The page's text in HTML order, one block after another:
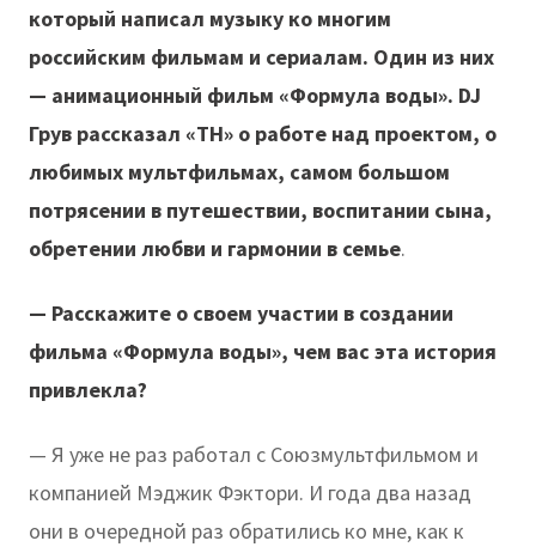
который написал музыку ко многим
российским фильмам и сериалам. Один из них
— анимационный фильм «Формула воды». DJ
Грув рассказал «ТН» о работе над проектом, о
любимых мультфильмах, самом большом
потрясении в путешествии, воспитании сына,
обретении любви и гармонии в семье.
— Расскажите о своем участии в создании
фильма «Формула воды», чем вас эта история
привлекла?
— Я уже не раз работал с Союзмультфильмом и
компанией Мэджик Фэктори. И года два назад
они в очередной раз обратились ко мне, как к